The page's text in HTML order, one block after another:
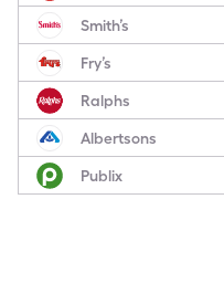
Smith’s
Fry’s
Ralphs
Albertsons
Publix